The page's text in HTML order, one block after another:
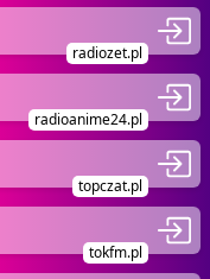
radiozet.pl
radioanime24.pl
topczat.pl
tokfm.pl